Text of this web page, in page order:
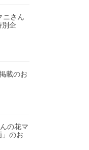
ニさん
別企
載のお
の花マ
」のお